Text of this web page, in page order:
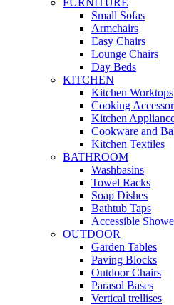
FURNITURE
Small Sofas
Armchairs
Easy Chairs
Lounge Chairs
Day Beds
KITCHEN
Kitchen Worktops
Cooking
Kitchen
Cookware and
Kitchen Textiles
BATHROOM
Washbasins
Towel Racks
Soap Dishes
Bathtub Taps
Accessible
OUTDOOR
Garden Tables
Paving Blocks
Outdoor Chairs
Parasol Bases
Vertical trellises